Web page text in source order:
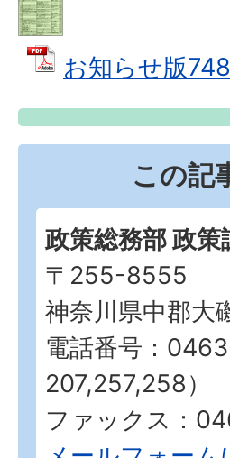
お知らせ版
この記
政策総務部 政
〒255-8555
神奈川県中郡大
電話番号：
207,257,258）
ファックス：